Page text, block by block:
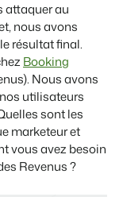
attaquer au
nous avons
résultat final.
Booking
Nous avons
utilisateurs
sont les
marketeur et
vous avez besoin
Revenus ?